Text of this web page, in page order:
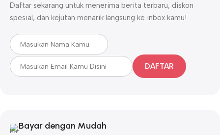
Daftar sekarang untuk menerima berita terbaru, diskon
spesial, dan kejutan menarik langsung ke inbox kamu!
DAFTAR
Bayar dengan Mudah